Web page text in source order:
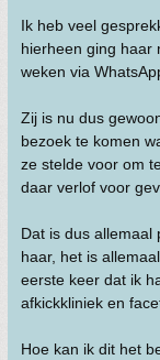
Ik heb veel
hierheen ging haar
weken via
Zij is nu dus
bezoek te komen
ze stelde voor om
daar verlof voor
Dat is dus allemaal
haar, het is
eerste keer dat ik
afkickkliniek en
Hoe kan ik dit het